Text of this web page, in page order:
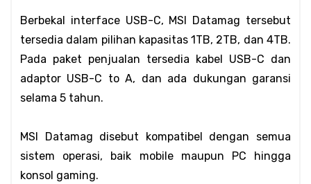
Berbekal interface USB-C, MSI Datamag tersebut
tersedia dalam pilihan kapasitas 1TB, 2TB, dan 4TB.
Pada paket penjualan tersedia kabel USB-C dan
adaptor USB-C to A, dan ada dukungan garansi
selama 5 tahun.
MSI Datamag disebut kompatibel dengan semua
sistem operasi, baik mobile maupun PC hingga
konsol gaming.